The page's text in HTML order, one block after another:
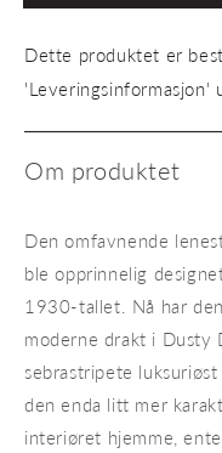
Armchair
Dette produktet er
'Leveringsinformasjon'
Om produktet
Den omfavnende
ble opprinnelig
1930-tallet. Nå har
moderne drakt i Dusty
sebrastripete
den enda litt mer
interiøret hjemme,